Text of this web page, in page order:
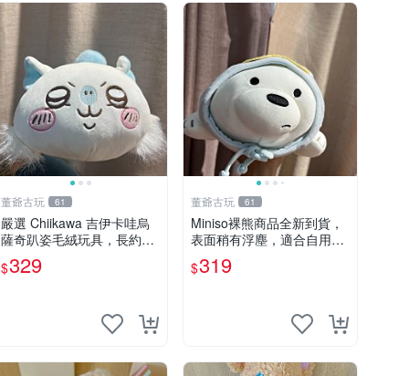
董爺古玩 61
嚴選 Chiikawa 吉伊卡哇烏
薩奇趴姿毛絨玩具，長約30
cm，質地超軟適合收藏 烏
薩奇 Chiikawa 毛絨 超軟
$329
董爺古玩 61
Miniso裸熊商品全新到貨，
表面稍有浮塵，適合自用收
藏嚴選款。 裸熊 商品 裸熊
玩偶
$319